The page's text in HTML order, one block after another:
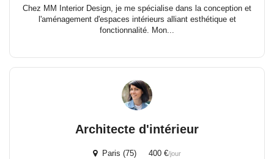
Chez MM Interior Design, je me spécialise dans la conception et
l'aménagement d'espaces intérieurs alliant esthétique et
fonctionnalité. Mon...
Architecte d'intérieur
Paris (75) 400 €/jour